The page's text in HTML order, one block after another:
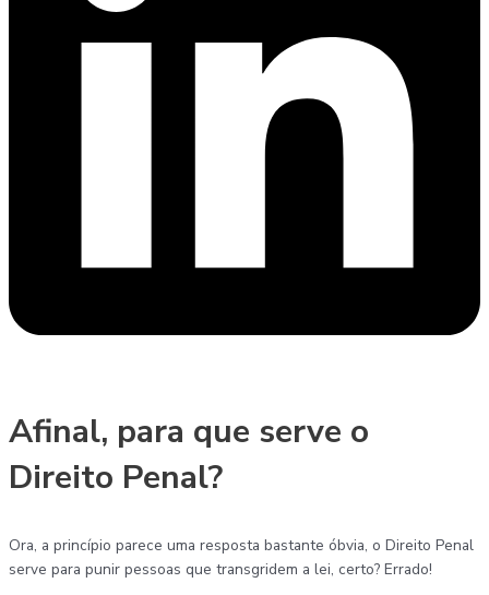
Afinal, para que serve o
Direito Penal?
Ora, a princípio parece uma resposta bastante óbvia, o Direito Penal
serve para punir pessoas que transgridem a lei, certo? Errado!